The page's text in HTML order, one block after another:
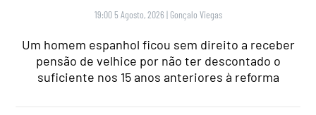
19:00 5 Agosto, 2026 | Gonçalo Viegas
Um homem espanhol ficou sem direito a receber
pensão de velhice por não ter descontado o
suficiente nos 15 anos anteriores à reforma